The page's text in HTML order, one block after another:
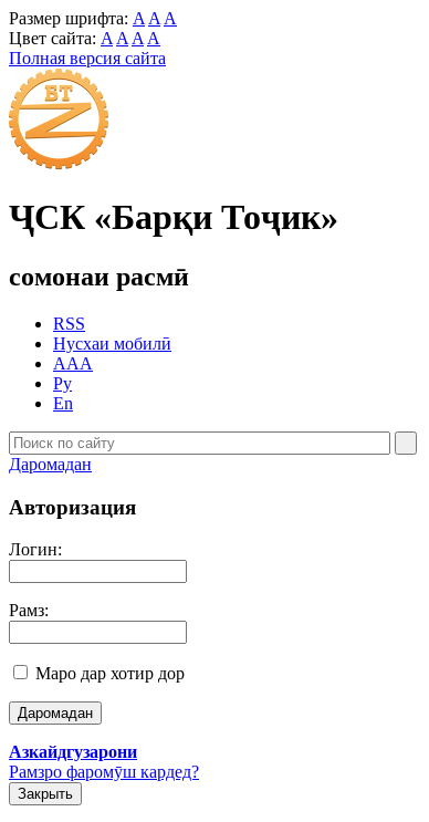
Размер шрифта: A A A
Цвет сайта: A A A A
Полная версия сайта
ҶСК «Барқи Тоҷик»
сомонаи расмӣ
RSS
Нусхаи мобилӣ
AAA
Ру
En
Даромадан
Авторизация
Логин:
Рамз:
Маро дар хотир дор
Азкайдгузарони
Рамзро фаромӯш кардед?
Закрыть